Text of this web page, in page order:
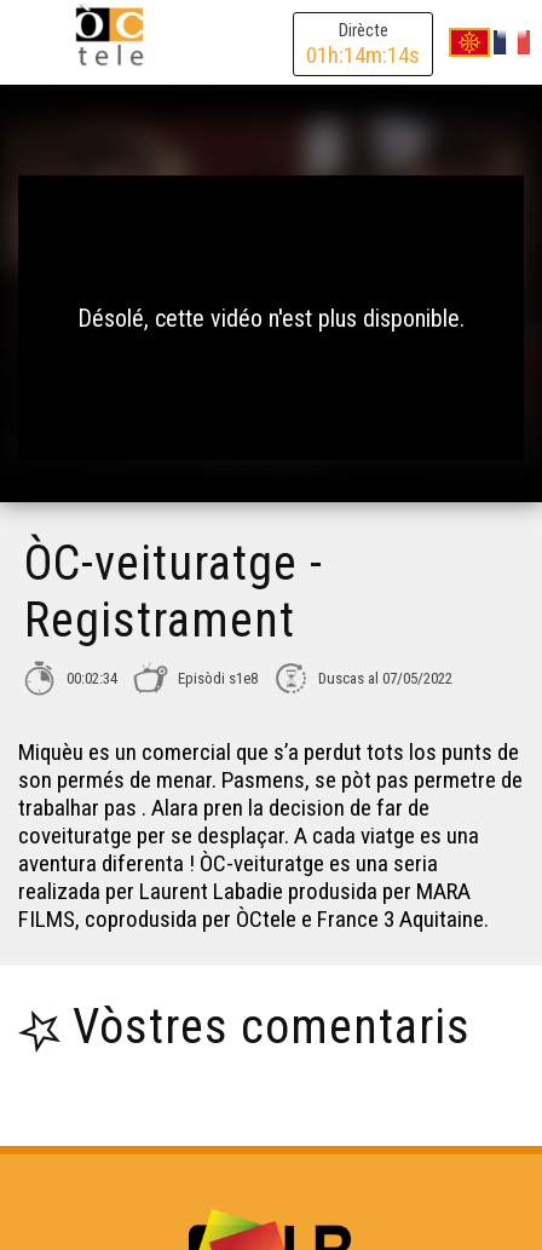
Dirècte
01h:14m:14s
Désolé, cette vidéo n'est plus disponible.
ÒC-veituratge -
Registrament
00:02:34 Episòdi s1e8 Duscas al 07/05/2022
Miquèu es un comercial que s’a perdut tots los punts de
son permés de menar. Pasmens, se pòt pas permetre de
trabalhar pas . Alara pren la decision de far de
coveituratge per se desplaçar. A cada viatge es una
aventura diferenta ! ÒC-veituratge es una seria
realizada per Laurent Labadie produsida per MARA
FILMS, coprodusida per ÒCtele e France 3 Aquitaine.
Vòstres comentaris